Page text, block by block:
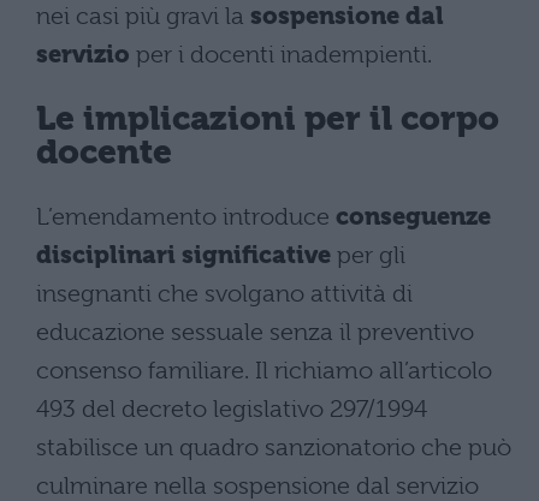
nei casi più gravi la sospensione dal
servizio per i docenti inadempienti.
Le implicazioni per il corpo
docente
L’emendamento introduce conseguenze
disciplinari significative per gli
insegnanti che svolgano attività di
educazione sessuale senza il preventivo
consenso familiare. Il richiamo all’articolo
493 del decreto legislativo 297/1994
stabilisce un quadro sanzionatorio che può
culminare nella sospensione dal servizio